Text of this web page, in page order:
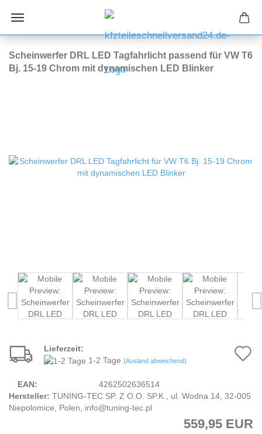
Scheinwerfer DRL LED Tagfahrlicht passend für VW T6
Bj. 15-19 Chrom mit dynamischen LED Blinker
Lieferzeit:
1-2 Tage (Ausland abweichend)
EAN:
4262502636514
Hersteller: TUNING-TEC SP. Z O.O. SP.K., ul. Wodna 14, 32-005
Niepolomice, Polen, info@tuning-tec.pl
559,95 EUR